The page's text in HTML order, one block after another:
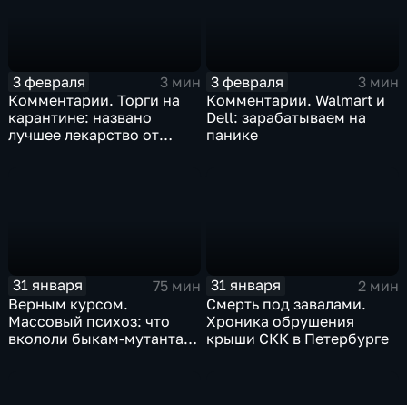
3 февраля
3 мин
Комментарии. Торги на
карантине: названо
лучшее лекарство от
3 февраля
3 мин
Комментарии. Walmart и
Dell: зарабатываем на
панике
31 января
75 мин
Верным курсом.
Массовый психоз: что
вкололи быкам-мутантам,
31 января
2 мин
Смерть под завалами.
Хроника обрушения
крыши СКК в Петербурге